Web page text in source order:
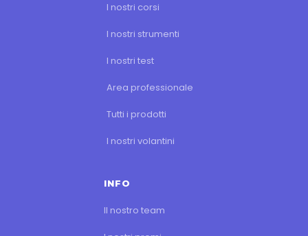
I nostri corsi
I nostri strumenti
I nostri test
Area professionale
Tutti i prodotti
I nostri volantini
INFO
Il nostro team